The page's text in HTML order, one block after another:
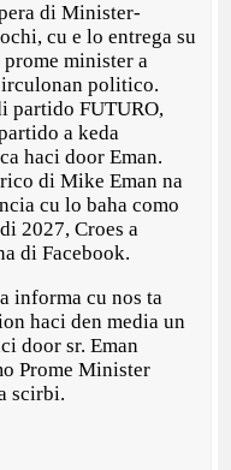
di Minister-
cu e lo entrega su
minister a
politico.
partido FUTURO,
a keda
haci door Eman.
di Mike Eman na
cu lo baha como
2027, Croes a
di Facebook.
informa cu nos ta
haci den media un
door sr. Eman
Prome Minister
scirbi.